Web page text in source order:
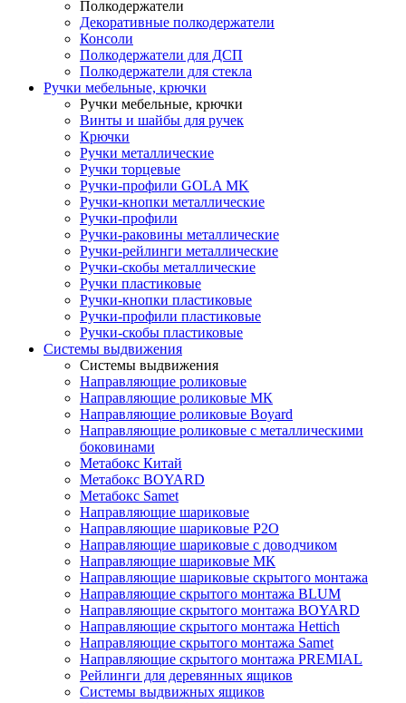
Полкодержатели
Декоративные полкодержатели
Консоли
Полкодержатели для ДСП
Полкодержатели для стекла
Ручки мебельные, крючки
Ручки мебельные, крючки
Винты и шайбы для ручек
Крючки
Ручки металлические
Ручки торцевые
Ручки-профили GOLA MK
Ручки-кнопки металлические
Ручки-профили
Ручки-раковины металлические
Ручки-рейлинги металлические
Ручки-скобы металлические
Ручки пластиковые
Ручки-кнопки пластиковые
Ручки-профили пластиковые
Ручки-скобы пластиковые
Системы выдвижения
Системы выдвижения
Направляющие роликовые
Направляющие роликовые МК
Направляющие роликовые Boyard
Направляющие роликовые с металлическими
боковинами
Метабокс Китай
Метабокс BOYARD
Метабокс Samet
Направляющие шариковые
Направляющие шариковые P2O
Направляющие шариковые с доводчиком
Направляющие шариковые МК
Направляющие шариковые скрытого монтажа
Направляющие скрытого монтажа BLUM
Направляющие скрытого монтажа BOYARD
Направляющие скрытого монтажа Hettich
Направляющие скрытого монтажа Samet
Направляющие скрытого монтажа PREMIAL
Рейлинги для деревянных ящиков
Системы выдвижных ящиков